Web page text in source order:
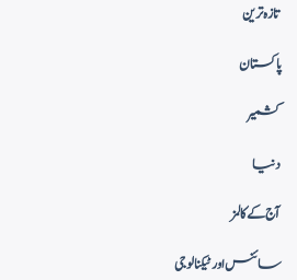
تازہ ترین
پاکستان
کشمیر
دنیا
آج کے کالمز
سائنس اور ٹیکنالوجی